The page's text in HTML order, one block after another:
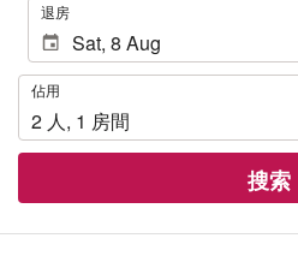
退房
佔
用
佔用
2 人 , 1 房間
搜索